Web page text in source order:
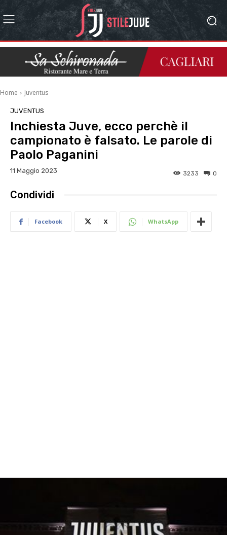
Home Juventus
JUVENTUS
Inchiesta Juve, ecco perchè il
campionato è falsato. Le parole di
Paolo Paganini
11 Maggio 2023 0
3233
Condividi
Facebook X WhatsApp